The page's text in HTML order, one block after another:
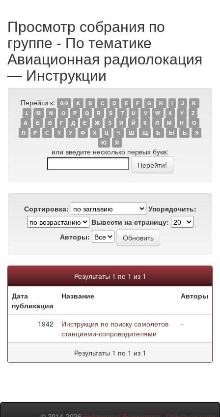
Просмотр собрания по
группе - По тематике
Авиационная радиолокация
— Инструкции
Перейти к: 0-9 A B C D E F G H I J
K
L
M N O P Q R S T U V W X Y
Z
А
Б В Г Д Е Ж З И Й К Л М Н
О
П
Р С Т У Ф Х Ц Ч Ш Щ Ъ Ы Ь
Э
Ю
Я
или введите несколько первых букв:
Сортировка:
Упорядочить:
Вывести на страницу:
Авторы:
Результаты 1 по 1 из 1
Дата
публикации
Название Авторы
1942
Инструкция по поиску самолетов
станциями-сопроводителями
-
Результаты 1 по 1 из 1